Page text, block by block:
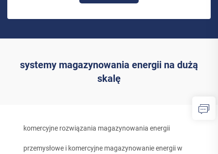
systemy magazynowania energii na dużą
skalę
komercyjne rozwiązania magazynowania energii
przemysłowe i komercyjne magazynowanie energii w